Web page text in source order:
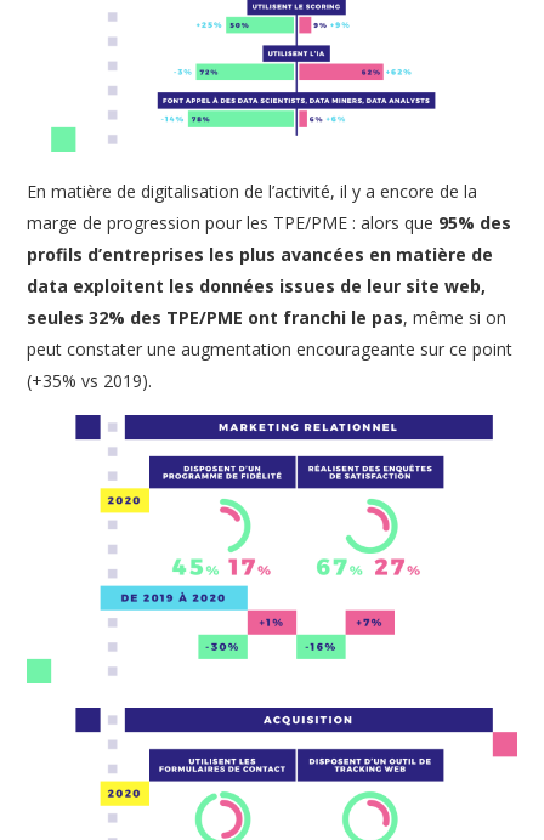
En matière de digitalisation de l’activité, il y a encore de la
marge de progression pour les TPE/PME : alors que 95% des
profils d’entreprises les plus avancées en matière de
data exploitent les données issues de leur site web,
seules 32% des TPE/PME ont franchi le pas, même si on
peut constater une augmentation encourageante sur ce point
(+35% vs 2019).